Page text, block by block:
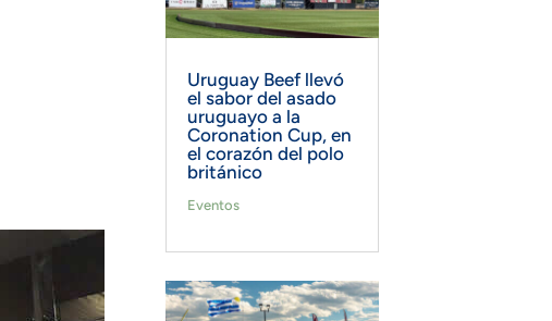
Uruguay Beef llevó
el sabor del asado
uruguayo a la
Coronation Cup, en
el corazón del polo
británico
Eventos